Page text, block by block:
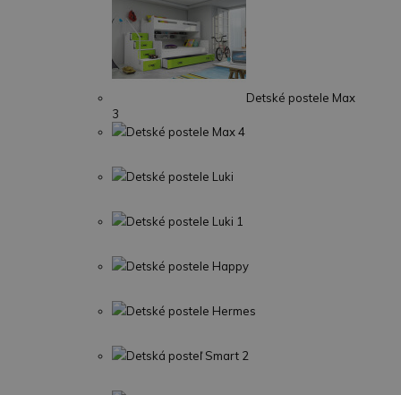
Detské postele Max
3
Detské postele Max 4
Detské postele Luki
Detské postele Luki 1
Detské postele Happy
Detské postele Hermes
Detská posteľ Smart 2